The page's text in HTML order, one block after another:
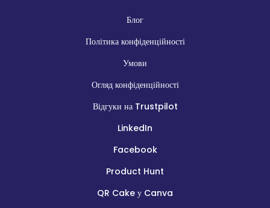
Блог
Політика конфіденційності
Умови
Огляд конфіденційності
Відгуки на Trustpilot
LinkedIn
Facebook
Product Hunt
QR Cake у Canva